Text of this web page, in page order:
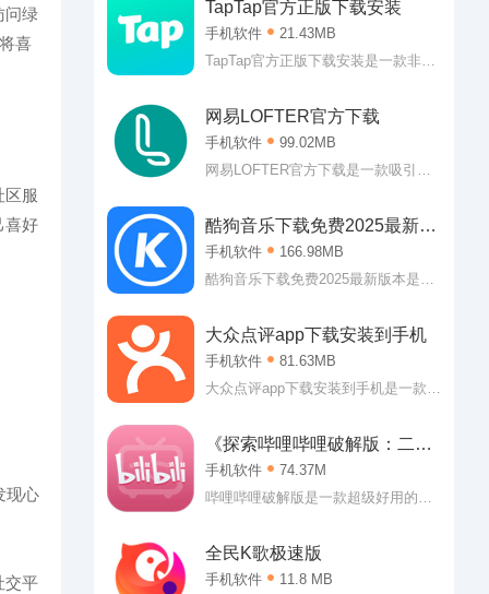
问绿
喜
区服
喜好
现心
交平
TapTap官方正版下载安装
手机软件
21.43MB
TapTap官方正版下载安装是一款非常
版下载安装吸引了大量制作游戏的个
体或公司，用户可以轻松在这里发现
许多新的游戏，首发的时候也会给与
提醒哦，根本不用担心会错过什么!而
量的攻略，甚至还提供渠道福利等待
领取，那是相当的不错!
网易LOFTER官方下载
手机软件
99.02MB
网易LOFTER官方下载是一款吸引了
是说，网易LOFTER官方下载软件中
各位可以轻松找到各种各样的兴趣社
区，二次元、影视、旅行等各个领域
的都可以找到，许多志同道合的小伙
酷狗音乐下载免费2025最新版
本
手机软件
166.98MB
酷狗音乐下载免费2025最新版本是一
音乐下载免费2025最新版本作为当下
最强大的播放平台，可以说用户可以
在这里听到任何自己想听的歌曲。
嗯，怎么说的也会有翻唱版本或者是
是基本得到满足了!
大众点评app下载安装到手机
手机软件
81.63MB
大众点评app下载安装到手机是一款可
用。大众点评app下载安装到手机可以
让大家了解到附近的可以消费的内
容，可以是美食，可以是美景，也可
以是看电影什么的!
《探索哔哩哔哩破解版：二次
元的乐园》
手机软件
74.37M
哔哩哔哩破解版是一款超级好用的二
内直接登入即可获得大会员权益，各
种视频随心看，软件内有着超多二次
元番剧，可以说是喜欢二次元用户的
全民K歌极速版
手机软件
11.8 MB